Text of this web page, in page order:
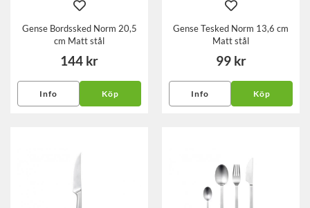
Gense Bordssked Norm 20,5
cm Matt stål
144 kr
Info Köp
Gense Tesked Norm 13,6 cm
Matt stål
99 kr
Info Köp